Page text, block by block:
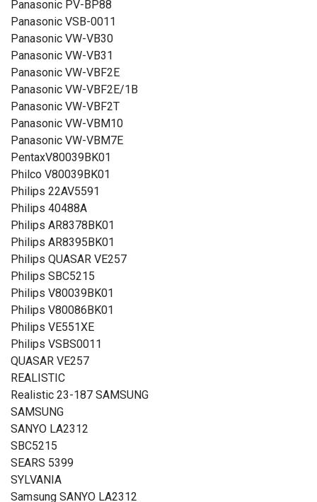
Panasonic PV-BP88
Panasonic VSB-0011
Panasonic VW-VB30
Panasonic VW-VB31
Panasonic VW-VBF2E
Panasonic VW-VBF2E/1B
Panasonic VW-VBF2T
Panasonic VW-VBM10
Panasonic VW-VBM7E
PentaxV80039BK01
Philco V80039BK01
Philips 22AV5591
Philips 40488A
Philips AR8378BK01
Philips AR8395BK01
Philips QUASAR VE257
Philips SBC5215
Philips V80039BK01
Philips V80086BK01
Philips VE551XE
Philips VSBS0011
QUASAR VE257
REALISTIC
Realistic 23-187 SAMSUNG
SAMSUNG
SANYO LA2312
SBC5215
SEARS 5399
SYLVANIA
Samsung SANYO LA2312